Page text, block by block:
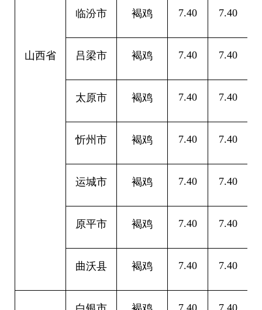
山西省
临汾市 褐鸡 7.40 7.40
吕梁市 褐鸡 7.40 7.40
太原市 褐鸡 7.40 7.40
忻州市 褐鸡 7.40 7.40
运城市 褐鸡 7.40 7.40
原平市 褐鸡 7.40 7.40
曲沃县 褐鸡 7.40 7.40
7.40 7.40